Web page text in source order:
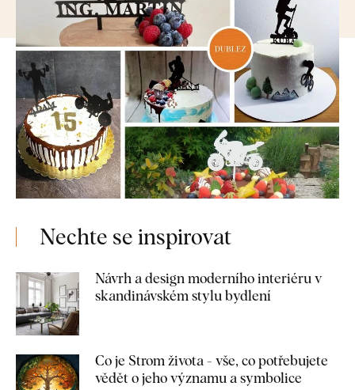
Nechte se inspirovat
Návrh a design moderního interiéru v
skandinávském stylu bydlení
Co je Strom života - vše, co potřebujete
vědět o jeho významu a symbolice